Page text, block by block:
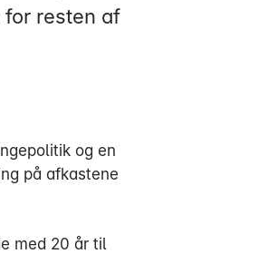
resten af
og en
på afkastene
med 20 år til